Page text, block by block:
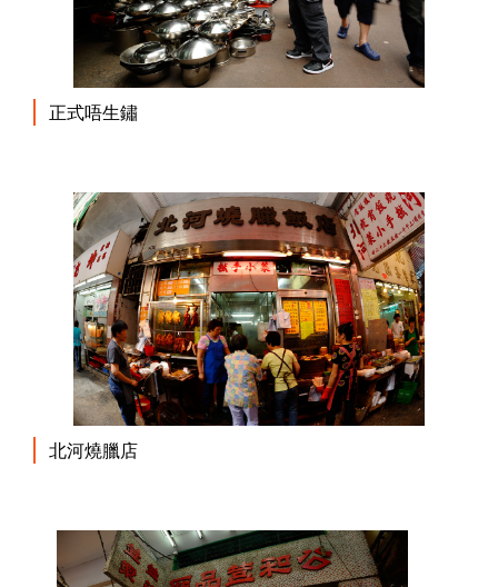
正式唔生鏽
北河燒臘店